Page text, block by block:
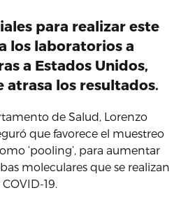
para realizar este
los laboratorios a
a Estados Unidos,
atrasa los resultados.
de Salud, Lorenzo
que favorece el muestreo
‘pooling’, para aumentar
moleculares que se realizan
19.